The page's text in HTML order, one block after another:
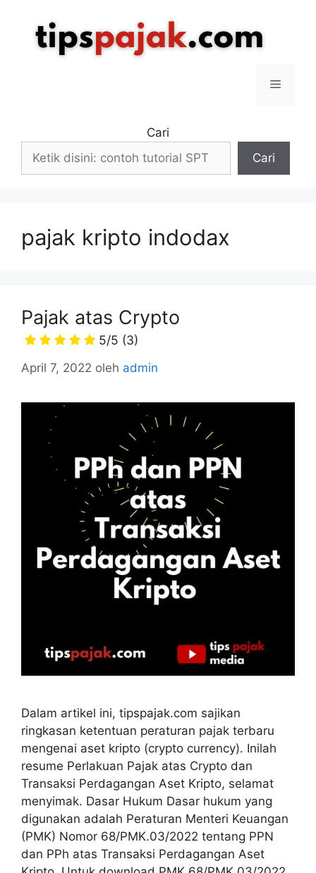
Menu
Cari
Cari
pajak kripto indodax
Pajak atas Crypto
5/5 (3)
April 7, 2022 oleh admin
Dalam artikel ini, tipspajak.com sajikan
ringkasan ketentuan peraturan pajak terbaru
mengenai aset kripto (crypto currency). Inilah
resume Perlakuan Pajak atas Crypto dan
Transaksi Perdagangan Aset Kripto, selamat
menyimak. Dasar Hukum Dasar hukum yang
digunakan adalah Peraturan Menteri Keuangan
(PMK) Nomor 68/PMK.03/2022 tentang PPN
dan PPh atas Transaksi Perdagangan Aset